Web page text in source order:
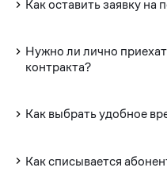
Как оставить заявку на
Нужно ли лично
контракта?
Как выбрать удобное
Как списывается